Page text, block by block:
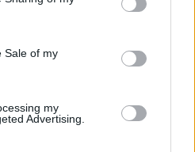
and its third-party tags to
purposes in below Google
Sale of my
my
Advertising.